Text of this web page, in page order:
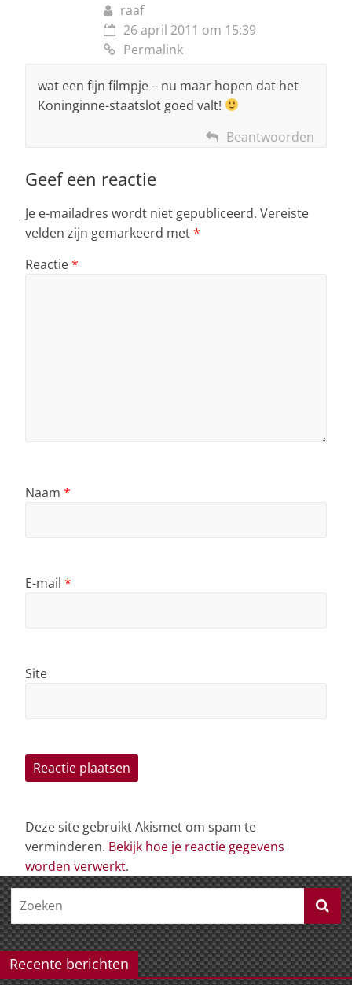
raaf
26 april 2011 om 15:39
Permalink
wat een fijn filmpje – nu maar hopen dat het
Koninginne-staatslot goed valt!
Beantwoorden
Geef een reactie
Je e-mailadres wordt niet gepubliceerd. Vereiste
velden zijn gemarkeerd met*
Reactie*
Naam *
E-mail *
Site
Deze site gebruikt Akismet om spam te
verminderen. Bekijk hoe je reactie gegevens
worden verwerkt.
Recente berichten